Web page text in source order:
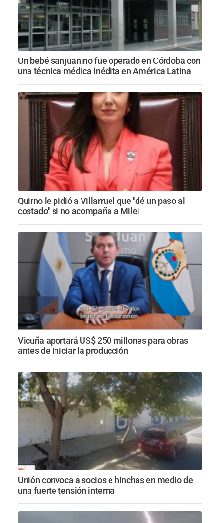
Un bebé sanjuanino fue operado en Córdoba con
una técnica médica inédita en América Latina
Quirno le pidió a Villarruel que "dé un paso al
costado" si no acompaña a Milei
Vicuña aportará US$ 250 millones para obras
antes de iniciar la producción
Unión convoca a socios e hinchas en medio de
una fuerte tensión interna